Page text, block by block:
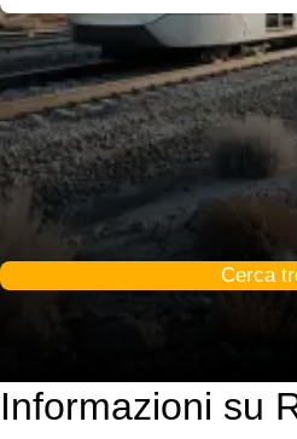
Cerca
Informazioni su